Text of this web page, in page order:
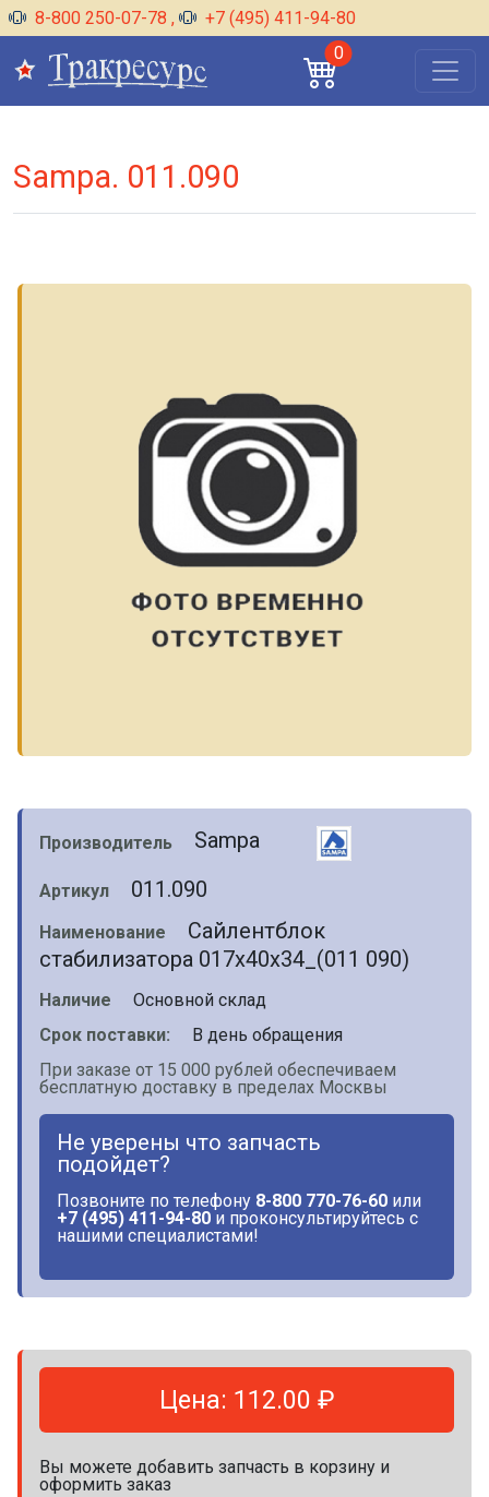
8-800 250-07-78 ,
+7 (495) 411-94-80
0
Sampa. 011.090
Производитель Sampa
Артикул 011.090
Наименование
Сайлентблок
стабилизатора 017х40х34_(011 090)
Наличие
Основной склад
Срок поставки:
В день обращения
При заказе от 15 000 рублей обеспечиваем
бесплатную доставку в пределах Москвы
Не уверены что запчасть
подойдет?
Позвоните по телефону 8-800 770-76-60 или
+7 (495) 411-94-80 и проконсультируйтесь с
нашими специалистами!
Цена: 112.00 ₽
Вы можете добавить запчасть в корзину и
оформить заказ